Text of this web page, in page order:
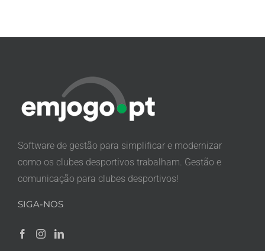
Software de gestão para simplificar e modernizar
como os clubes desportivos trabalham. Gestão e
comunicação para clubes desportivos!
SIGA-NOS